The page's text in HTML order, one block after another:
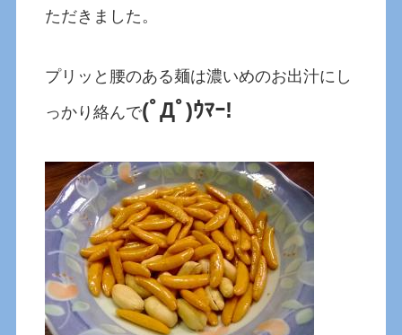
ただきました。
プリッと腰のある麺は濃いめのお出汁にし
っかり絡んで(ﾟДﾟ)ｳﾏｰ!